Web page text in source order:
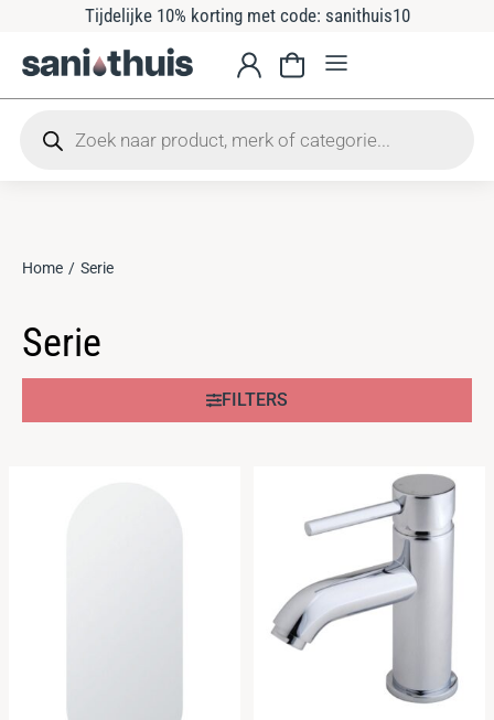
Tijdelijke 10% korting met code: sanithuis10
Je bent
Home Serie
Serie
FILTERS